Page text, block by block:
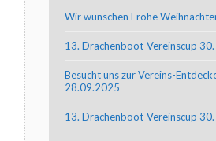
Wir wünschen Frohe
13. Drachenboot-Vereinscup
Besucht uns zur Vereins-
28.09.2025
13. Drachenboot-Vereinscup